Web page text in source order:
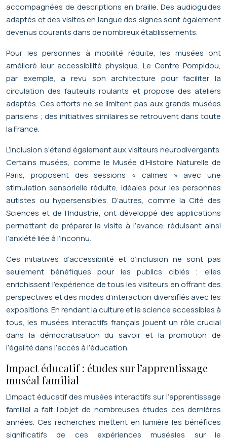
accompagnées de descriptions en braille. Des audioguides
adaptés et des visites en langue des signes sont également
devenus courants dans de nombreux établissements.
Pour les personnes à mobilité réduite, les musées ont
amélioré leur accessibilité physique. Le Centre Pompidou,
par exemple, a revu son architecture pour faciliter la
circulation des fauteuils roulants et propose des ateliers
adaptés. Ces efforts ne se limitent pas aux grands musées
parisiens ; des initiatives similaires se retrouvent dans toute
la France.
L’inclusion s’étend également aux visiteurs neurodivergents.
Certains musées, comme le Musée d’Histoire Naturelle de
Paris, proposent des sessions « calmes » avec une
stimulation sensorielle réduite, idéales pour les personnes
autistes ou hypersensibles. D’autres, comme la Cité des
Sciences et de l’Industrie, ont développé des applications
permettant de préparer la visite à l’avance, réduisant ainsi
l’anxiété liée à l’inconnu.
Ces initiatives d’accessibilité et d’inclusion ne sont pas
seulement bénéfiques pour les publics ciblés ; elles
enrichissent l’expérience de tous les visiteurs en offrant des
perspectives et des modes d’interaction diversifiés avec les
expositions. En rendant la culture et la science accessibles à
tous, les musées interactifs français jouent un rôle crucial
dans la démocratisation du savoir et la promotion de
l’égalité dans l’accès à l’éducation.
Impact éducatif : études sur l’apprentissage
muséal familial
L’impact éducatif des musées interactifs sur l’apprentissage
familial a fait l’objet de nombreuses études ces dernières
années. Ces recherches mettent en lumière les bénéfices
significatifs de ces expériences muséales sur le